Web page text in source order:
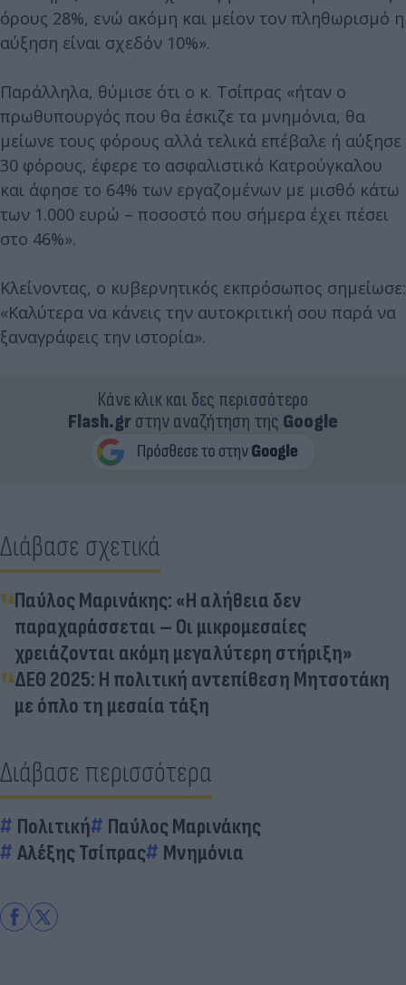
όρους 28%, ενώ ακόμη και μείον τον πληθωρισμό η
αύξηση είναι σχεδόν 10%».
Παράλληλα, θύμισε ότι ο κ. Τσίπρας «ήταν ο
πρωθυπουργός που θα έσκιζε τα μνημόνια, θα
μείωνε τους φόρους αλλά τελικά επέβαλε ή αύξησε
30 φόρους, έφερε το ασφαλιστικό Κατρούγκαλου
και άφησε το 64% των εργαζομένων με μισθό κάτω
των 1.000 ευρώ – ποσοστό που σήμερα έχει πέσει
στο 46%».
Κλείνοντας, ο κυβερνητικός εκπρόσωπος σημείωσε:
«Καλύτερα να κάνεις την αυτοκριτική σου παρά να
ξαναγράφεις την ιστορία».
Κάνε κλικ και δες περισσότερο
Flash.grστην αναζήτηση της Google
Διάβασε σχετικά
Παύλος Μαρινάκης: «Η αλήθεια δεν
παραχαράσσεται – Οι μικρομεσαίες
χρειάζονται ακόμη μεγαλύτερη στήριξη»
ΔΕΘ 2025: Η πολιτική αντεπίθεση Μητσοτάκη
με όπλο τη μεσαία τάξη
Διάβασε περισσότερα
Πολιτική
Παύλος Μαρινάκης
Αλέξης Τσίπρας
Μνημόνια